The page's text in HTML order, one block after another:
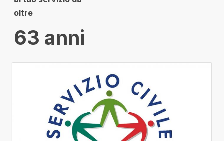
oltre
63 anni